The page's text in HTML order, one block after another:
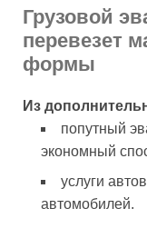
Грузовой
перевезет
формы
Из
попутный
экономный
услуги
автомобилей.